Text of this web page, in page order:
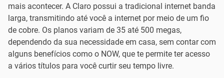
mais acontecer. A Claro possui a tradicional internet banda
larga, transmitindo até você a internet por meio de um fio
de cobre. Os planos variam de 35 até 500 megas,
dependendo da sua necessidade em casa, sem contar com
alguns benefícios como o NOW, que te permite ter acesso
a vários títulos para você curtir seu tempo livre.